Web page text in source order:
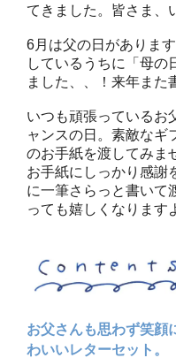
てきました。皆さま、
6月は父の日がありま
しているうちに「母の
ました、、！来年また
いつも頑張っているお
ャンスの日。素敵なギ
のお手紙を渡してみま
お手紙にしっかり感謝
に一筆さらっと書いて
っても嬉しくなります
お父さんも思わず笑顔
わいいレターセット。